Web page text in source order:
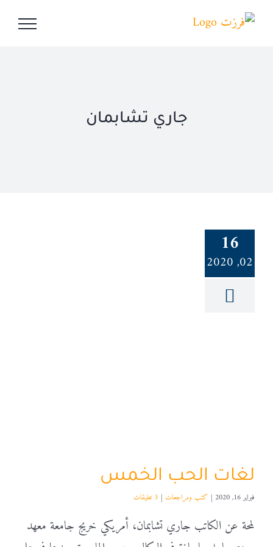
Skip
جاري تشابمان
16
02, 2020
لغات الحب الخمس
فبراير 16, 2020 | كتب ومراجعات | 3 تعليقات
لمحة عن الكاتب جاري تشابمان، أمريكي خريج جامعة معهد